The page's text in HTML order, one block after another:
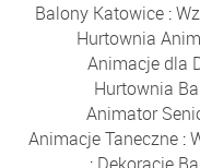
Balony Katowice:
Hurtownia
Animacje dla
Hurtownia
Animator
Animacje Taneczne :